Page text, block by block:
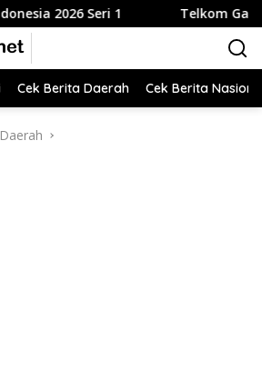
Seri 1 Telkom Gandeng
Cek Berita Daerah Cek Berita